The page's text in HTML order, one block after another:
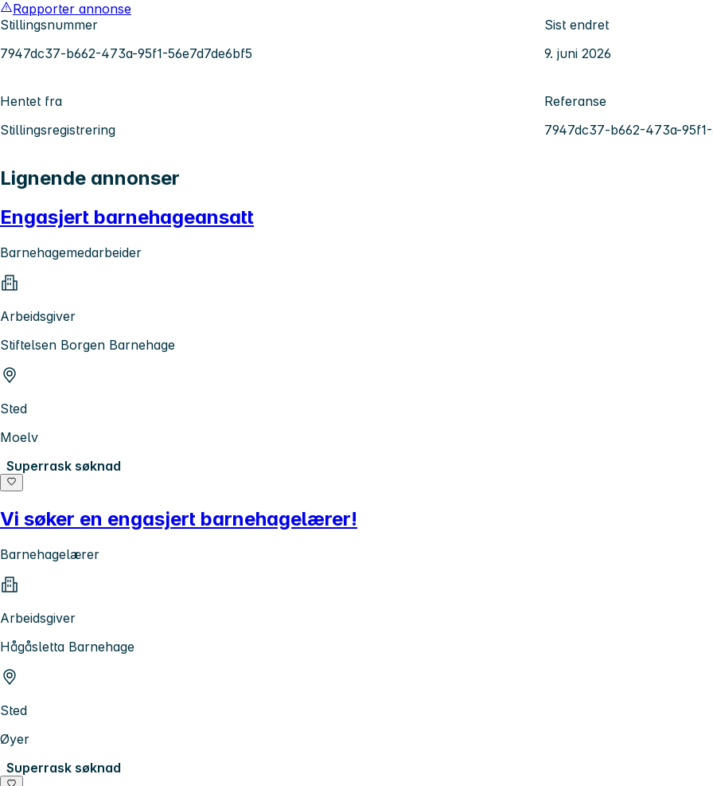
Rapporter annonse
Stillingsnummer
7947dc37-b662-473a-95f1-56e7d7de6bf5
Sist endret
9. juni 2026
Hentet fra
Stillingsregistrering
Referanse
7947dc37-b662-473a-
Lignende annonser
Engasjert barnehageansatt
Barnehagemedarbeider
Arbeidsgiver
Stiftelsen Borgen Barnehage
Sted
Moelv
Superrask søknad
Vi søker en engasjert barnehagelærer!
Barnehagelærer
Arbeidsgiver
Hågåsletta Barnehage
Sted
Øyer
Superrask søknad